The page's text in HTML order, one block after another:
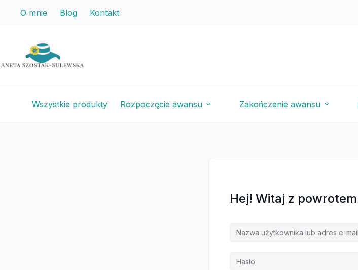
O mnie Blog Kontakt
Wszystkie produkty Rozpoczęcie awansu Zakończenie awansu
Hej! Witaj z